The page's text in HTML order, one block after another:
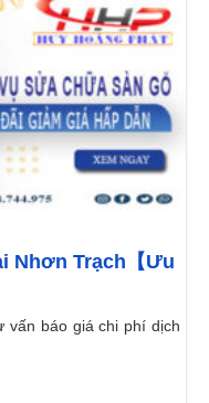
Nhơn Trạch【Ưu
vấn báo giá chi phí dịch